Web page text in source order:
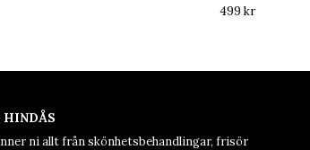
499 kr
HINDÅS
ni allt från skönhetsbehandlingar, frisör